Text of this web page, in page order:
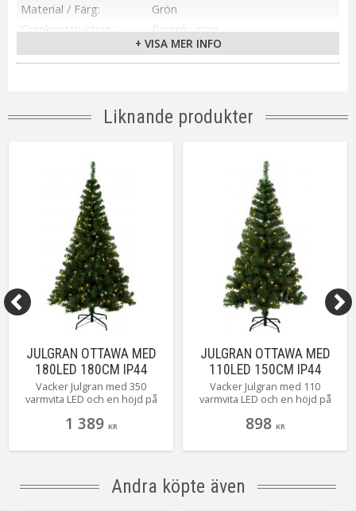
Material / Färg
Grön
Grankonstruktion
Paraply-gran
Utomhus
Tillverkare
Star Trading AB
+ VISA MER INFO
Liknande produkter
JULGRAN OTTAWA MED
180LED 180CM IP44
Vacker Julgran med 350
varmvita LED och en höjd på
1 389 KR
JULGRAN OTTAWA MED
110LED 150CM IP44
Vacker Julgran med 110
varmvita LED och en höjd på
898 KR
Andra köpte även